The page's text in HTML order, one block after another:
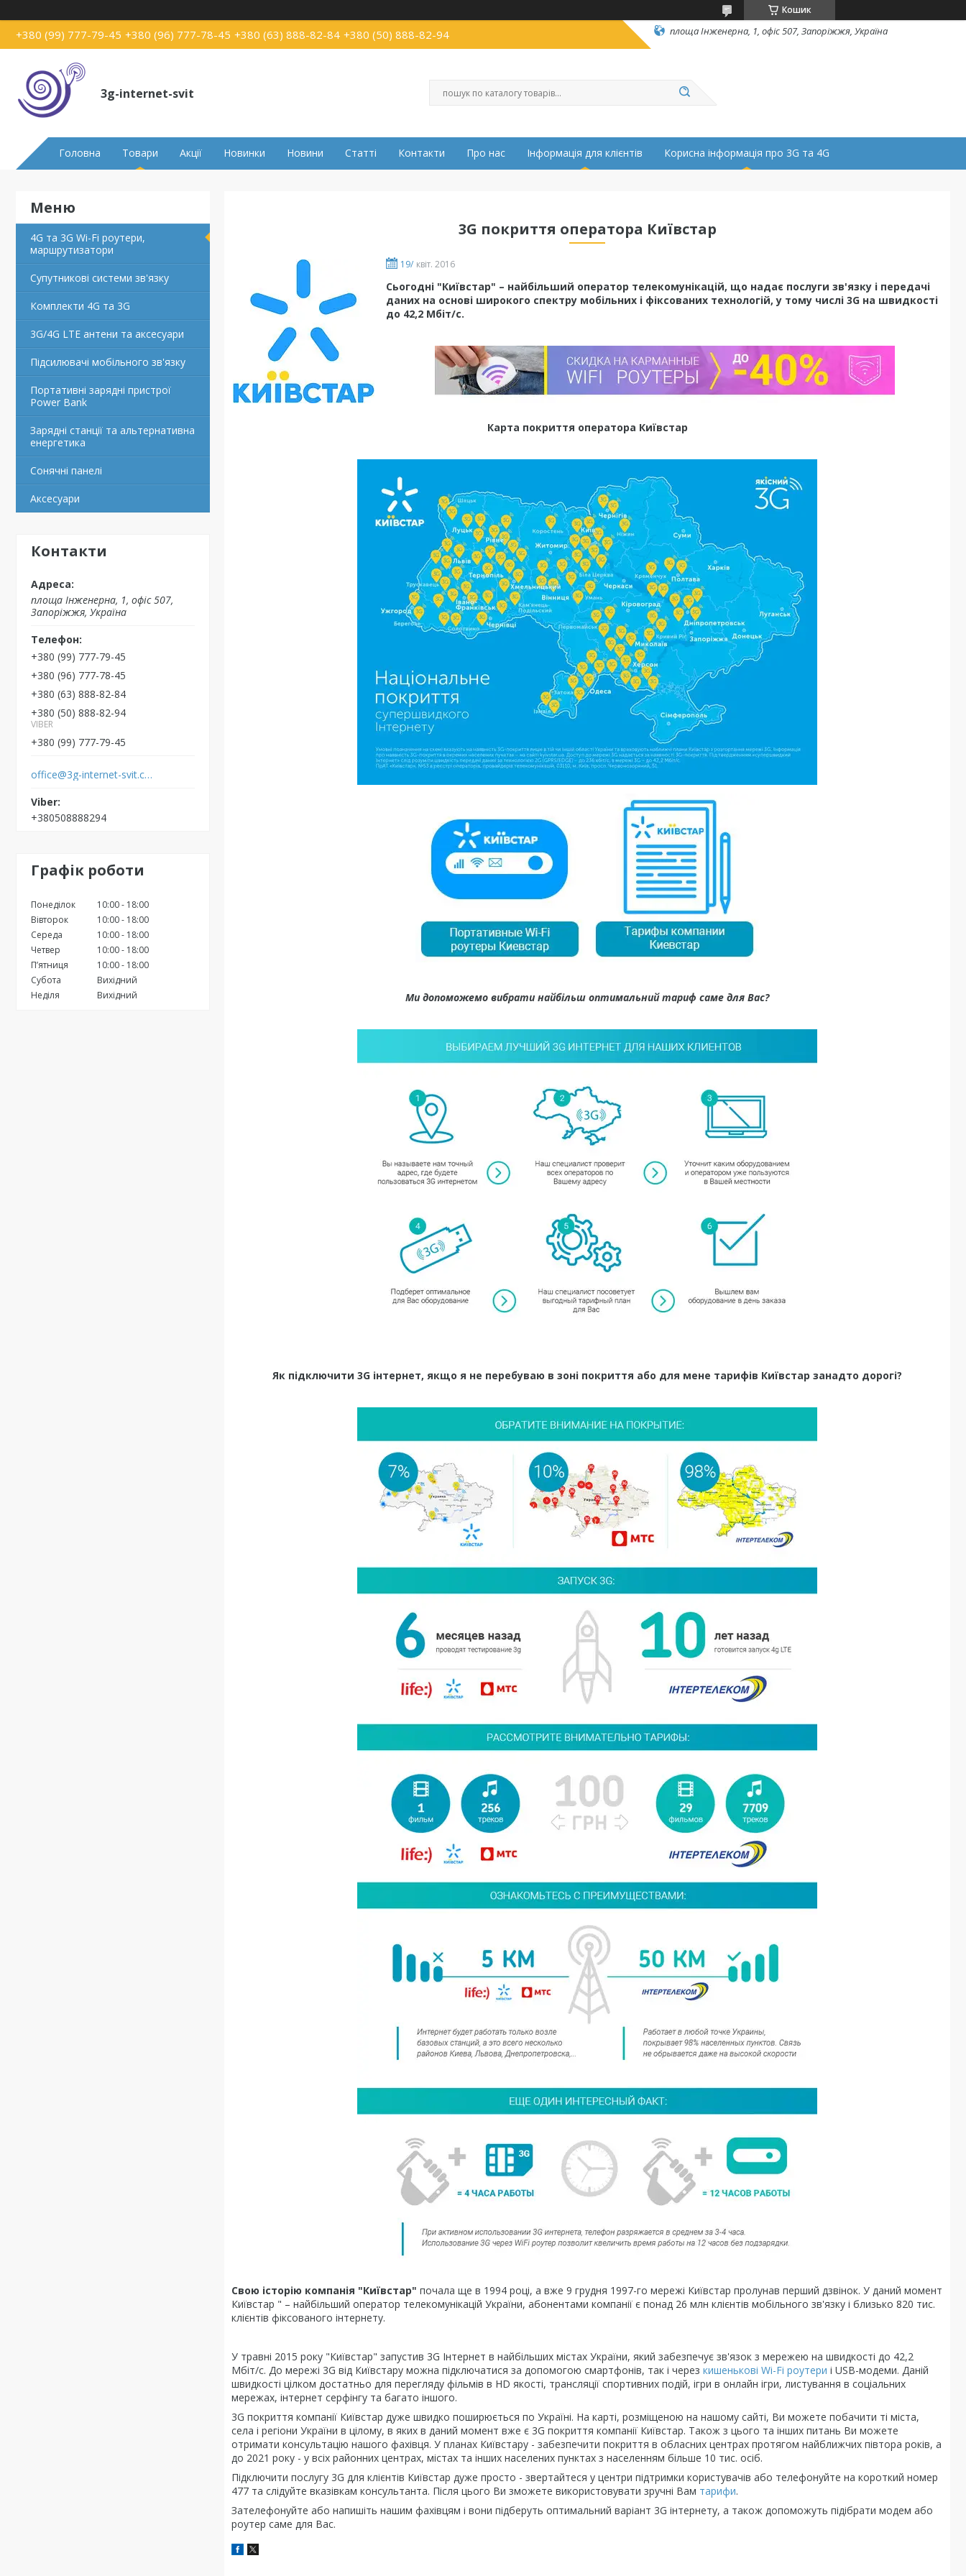
Кошик
+380 (99) 777-79-45 +380 (96) 777-78-45 +380 (63) 888-82-84 +380 (50) 888-82-94 площа Інженерна, 1, офіс 507, Запоріжжя, Україна
3g-internet-svit
Головна Товари Акції Новинки Новини Статті Контакти Про нас Інформація для клієнтів Корисна інформація про 3G та 4G
4G та 3G Wi-Fi роутери,
маршрутизатори
Супутникові системи зв'язку
Комплекти 4G та 3G
3G/4G LTE антени та аксесуари
Підсилювачі мобільного зв'язку
Портативні зарядні пристрої
Power Bank
Зарядні станції та альтернативна
енергетика
Сонячні панелі
Аксесуари
Контакти
площа Інженерна, 1, офіс 507,
Запоріжжя, Україна
+380 (99) 777-79-45
+380 (96) 777-78-45
+380 (63) 888-82-84
+380 (50) 888-82-94
VIBER
+380 (99) 777-79-45
office@3g-internet-svit.com.ua
+380508888294
Графік роботи
Понеділок 10:00
18:00
Вівторок
10:00
18:00
Середа
10:00
18:00
Четвер
10:00
18:00
Пʼятниця
10:00
18:00
Субота
Вихідний
Неділя
Вихідний
3G покриття оператора Київстар
19/ квіт. 2016
Сьогодні "Київстар" – найбільший оператор телекомунікацій, що надає послуги зв'язку і передачі
даних на основі широкого спектру мобільних і фіксованих технологій, у тому числі 3G на швидкості
до 42,2 Мбіт/с.
Карта покриття оператора Київстар
Ми допоможемо вибрати найбільш оптимальний тариф саме для Вас?
Як підключити 3G інтернет, якщо я не перебуваю в зоні покриття або для мене тарифів Київстар занадто дорогі?
Свою історію компанія "Київстар" почала ще в 1994 році, а вже 9 грудня 1997-го мережі Київстар пролунав перший дзвінок. У даний момент
Київстар " – найбільший оператор телекомунікацій України, абонентами компанії є понад 26 млн клієнтів мобільного зв'язку і близько 820 тис.
клієнтів фіксованого інтернету.
У травні 2015 року "Київстар" запустив 3G Інтернет в найбільших містах України, який забезпечує зв'язок з мережею на швидкості до 42,2
Мбіт/с. До мережі 3G від Київстару можна підключатися за допомогою смартфонів, так і через кишенькові Wi-Fi роутери і USB-модеми. Даній
швидкості цілком достатньо для перегляду фільмів в HD якості, трансляції спортивних подій, ігри в онлайн ігри, листування в соціальних
мережах, інтернет серфінгу та багато іншого.
3G покриття компанії Київстар дуже швидко поширюється по Україні. На карті, розміщеною на нашому сайті, Ви можете побачити ті міста,
села і регіони України в цілому, в яких в даний момент вже є 3G покриття компанії Київстар. Також з цього та інших питань Ви можете
отримати консультацію нашого фахівця. У планах Київстару - забезпечити покриття в обласних центрах протягом найближчих півтора років, а
до 2021 року - у всіх районних центрах, містах та інших населених пунктах з населенням більше 10 тис. осіб.
Підключити послугу 3G для клієнтів Київстар дуже просто - звертайтеся у центри підтримки користувачів або телефонуйте на короткий номер
477 та слідуйте вказівкам консультанта. Після цього Ви зможете використовувати зручні Вам тарифи.
Зателефонуйте або напишіть нашим фахівцям і вони підберуть оптимальний варіант 3G інтернету, а також допоможуть підібрати модем або
роутер саме для Вас.